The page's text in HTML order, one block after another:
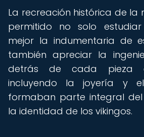
La recreación histórica de la
permitido no solo
mejor la indumentaria de
también apreciar la
detrás de cada pieza
incluyendo la joyería y
formaban parte integral
la identidad de los vikingos.